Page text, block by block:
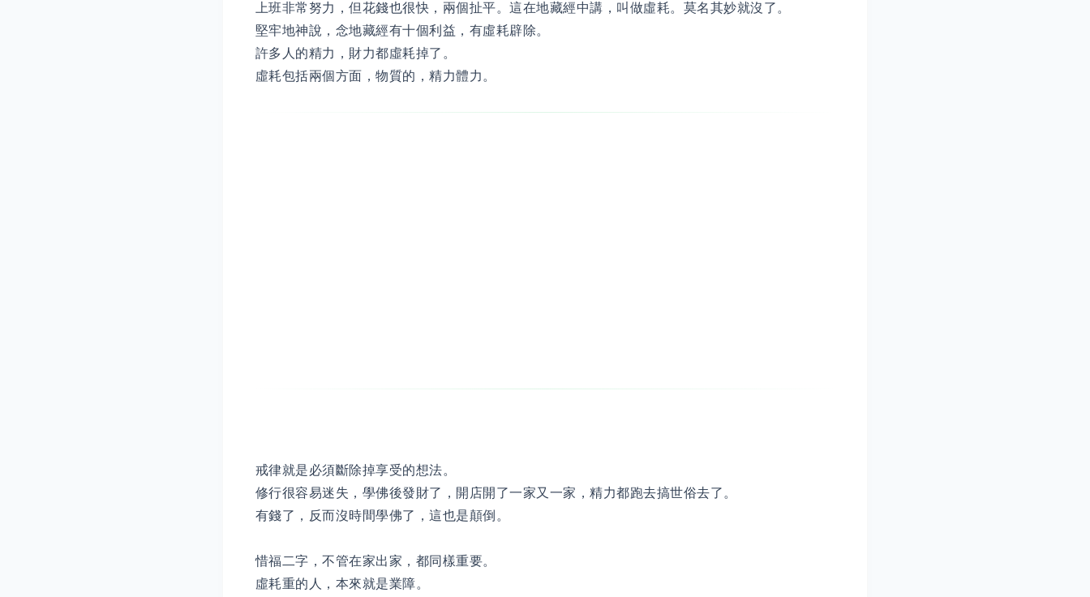
上班非常努力，但花錢也很快，兩個扯平。這在地藏經中講，叫做虛耗。莫名其妙就沒了。
堅牢地神說，念地藏經有十個利益，有虛耗辟除。
許多人的精力，財力都虛耗掉了。
虛耗包括兩個方面，物質的，精力體力。
戒律就是必須斷除掉享受的想法。
修行很容易迷失，學佛後發財了，開店開了一家又一家，精力都跑去搞世俗去了。
有錢了，反而沒時間學佛了，這也是顛倒。
惜福二字，不管在家出家，都同樣重要。
虛耗重的人，本來就是業障。